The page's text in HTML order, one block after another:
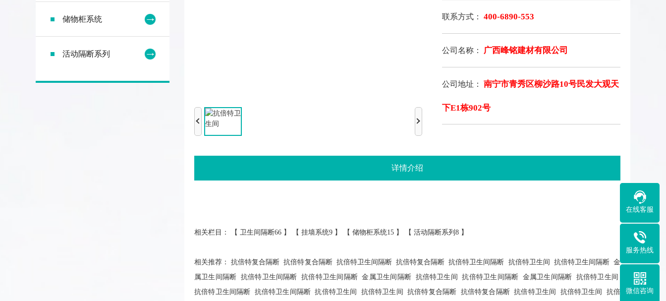
储物柜系统
活动隔断系列
联系方式： 400-6890-553
公司名称： 广西峰铭建材有限公司
公司地址： 南宁市青秀区柳沙路10号民发大观天
下E1栋902号
详情介绍
相关栏目： 【 卫生间隔断66 】 【 挂墙系统9 】 【 储物柜系统15 】 【 活动隔断系列8 】
相关推荐：抗倍特复合隔断 抗倍特复合隔断 抗倍特卫生间隔断 抗倍特复合隔断 抗倍特卫生间隔断 抗倍特卫生间 抗倍特卫生间隔断 金
属卫生间隔断 抗倍特卫生间隔断 抗倍特卫生间隔断 金属卫生间隔断 抗倍特卫生间 抗倍特卫生间隔断 金属卫生间隔断 抗倍特卫生间
抗倍特卫生间隔断 抗倍特卫生间隔断 抗倍特卫生间 抗倍特卫生间 抗倍特复合隔断 抗倍特复合隔断 抗倍特卫生间 抗倍特卫生间
抗倍
在线客服
服务热线
微信咨询